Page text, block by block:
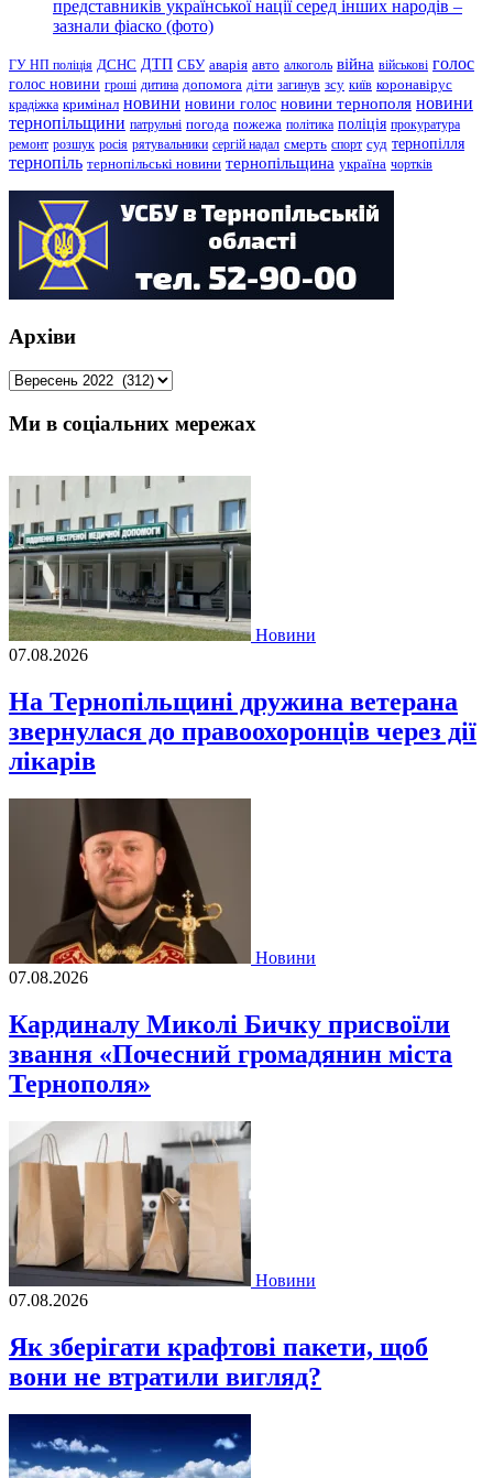
представників української нації серед інших народів –
зазнали фіаско (фото)
ГУ НП поліція ДСНС ДТП СБУ аварія авто алкоголь війна військові голос
голос новини гроші дитина допомога діти загинув зсу київ коронавірус
крадіжка кримінал новини новини голос новини тернополя новини
тернопільщини патрульні погода пожежа політика поліція прокуратура
ремонт розшук росія рятувальники сергій надал смерть спорт суд тернопілля
тернопіль тернопільські новини тернопільщина україна чортків
Архіви
Архіви
Ми в соціальних мережах
Новини
07.08.2026
На Тернопільщині дружина ветерана
звернулася до правоохоронців через дії
лікарів
Новини
07.08.2026
Кардиналу Миколі Бичку присвоїли
звання «Почесний громадянин міста
Тернополя»
Новини
07.08.2026
Як зберігати крафтові пакети, щоб
вони не втратили вигляд?